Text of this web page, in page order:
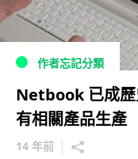
作者忘記分類
Netbook 已成歷
有相關產品生產
14 年前